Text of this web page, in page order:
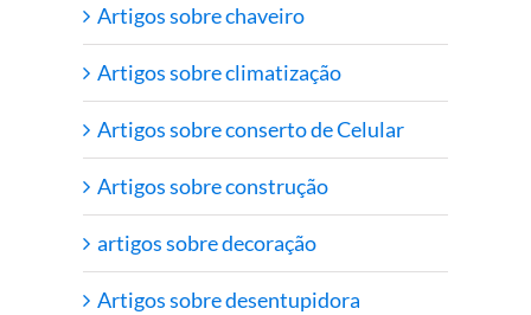
Artigos sobre chaveiro
Artigos sobre climatização
Artigos sobre conserto de Celular
Artigos sobre construção
artigos sobre decoração
Artigos sobre desentupidora